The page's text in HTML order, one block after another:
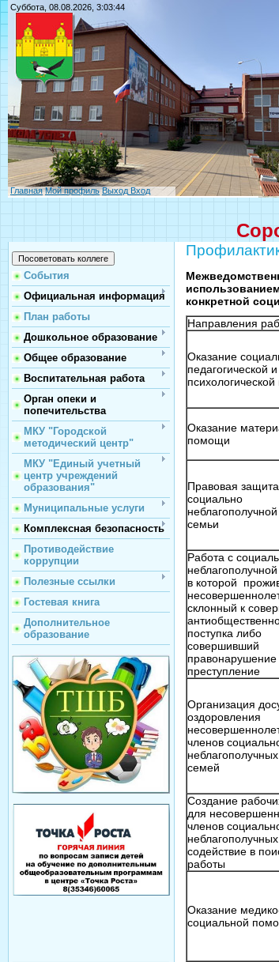
Суббота, 08.08.2026, 3:03:44
Главная Мой профиль Выход Вход
События
Официальная информация
План работы
Дошкольное образование
Общее образование
Воспитательная работа
Орган опеки и
попечительства
МКУ "Городской
методический центр"
МКУ "Единый учетный
центр учреждений
образования"
Муниципальные услуги
Комплексная безопасность
Противодействие
коррупции
Полезные ссылки
Гостевая книга
Дополнительное
образование
конкретной
Направления
Оказание
педагогической и
Оказание
помощи
Правовая
социально
неблагополучной
семьи
Работа с
в которой
склонный к
поступка либо
совершивший
Организация
оздоровления
членов
неблагополучных
семей
Создание
для
членов
содействие в
работы
Оказание
социальной